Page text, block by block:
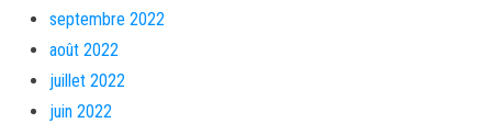
septembre 2022
août 2022
juillet 2022
juin 2022